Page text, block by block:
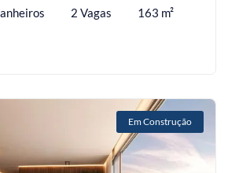
2 Vagas 163 m²
Em Construção